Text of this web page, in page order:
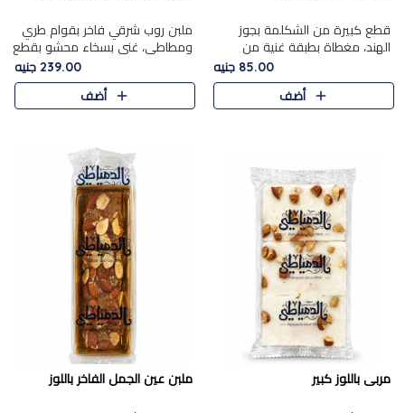
قطع كبيرة من الشكلمة بجوز
الهند، مغطاة بطبقة غنية من
الشوكولاتة الفاخرة لتجمع بين
القوام الطري من الداخل مركز جوز
الهند المطاطي والمذاق الغن..
85.00 جنيه
أضف
ملبن روب شرقي فاخر بقوام طري
ومطاطي، غني بسخاء محشو بقطع
عين الجمل والبندق المحمص التي
تضيف قرمشة مميزة مُرضية
ونكهة جوزية غنية في كل
239.00 جنيه
أضف
مربى باللوز كبير ملبن عين الجمل الفاخر باللوز